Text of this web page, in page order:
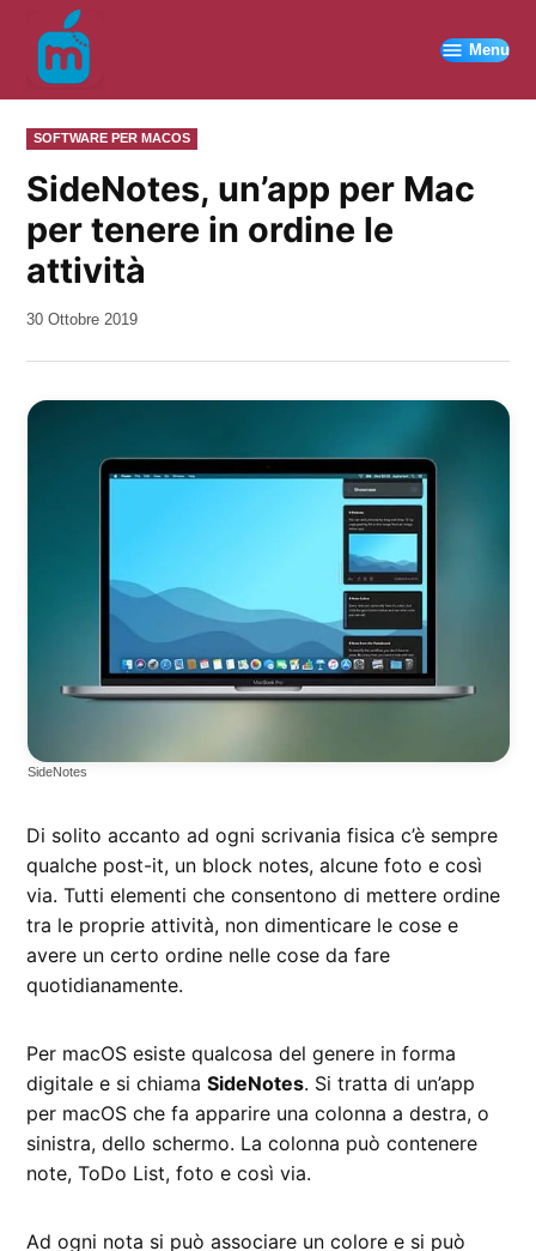
contenuto
Menu
PUBBLICATO
IN
SOFTWARE PER MACOS
SideNotes, un’app per Mac
per tenere in ordine le
attività
da
30 Ottobre 2019
SideNotes
Di solito accanto ad ogni scrivania fisica c’è sempre
qualche post-it, un block notes, alcune foto e così
via. Tutti elementi che consentono di mettere ordine
tra le proprie attività, non dimenticare le cose e
avere un certo ordine nelle cose da fare
quotidianamente.
Per macOS esiste qualcosa del genere in forma
digitale e si chiamaSideNotes. Si tratta di un’app
per macOS che fa apparire una colonna a destra, o
sinistra, dello schermo. La colonna può contenere
note, ToDo List, foto e così via.
Ad ogni nota si può associare un colore e si può